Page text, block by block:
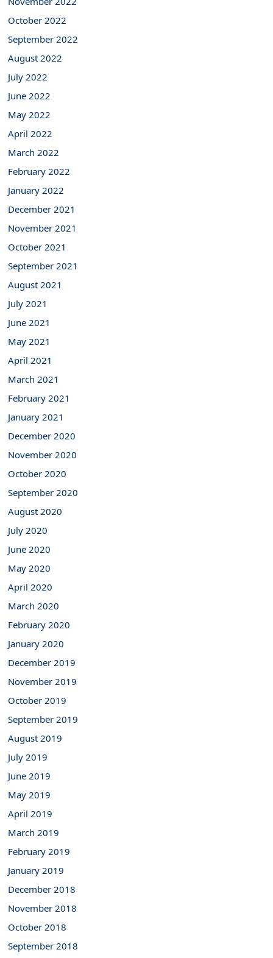
October 2022
September 2022
August 2022
July 2022
June 2022
May 2022
April 2022
March 2022
February 2022
January 2022
December 2021
November 2021
October 2021
September 2021
August 2021
July 2021
June 2021
May 2021
April 2021
March 2021
February 2021
January 2021
December 2020
November 2020
October 2020
September 2020
August 2020
July 2020
June 2020
May 2020
April 2020
March 2020
February 2020
January 2020
December 2019
November 2019
October 2019
September 2019
August 2019
July 2019
June 2019
May 2019
April 2019
March 2019
February 2019
January 2019
December 2018
November 2018
October 2018
September 2018